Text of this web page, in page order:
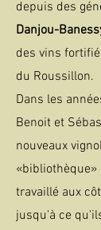
depuis des
Danjou-
des vins
du Roussillon.
Dans les
Benoit et
nouveaux
«bibliothèque»
travaillé aux
jusqu'à ce